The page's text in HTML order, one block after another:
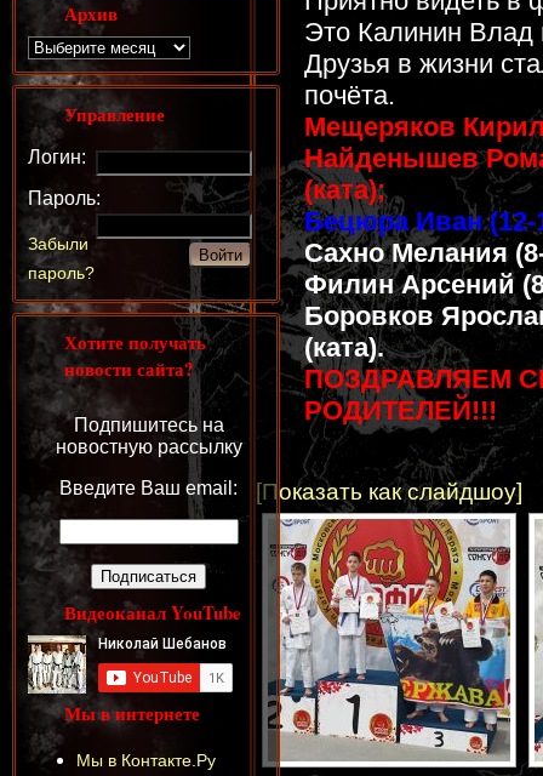
Это Калинин
Друзья в жизни
почёта.
Мещеряков
Найденышев
(ката);
Бецюра Иван (12-
Сахно Мелания
Филин Арсений
Боровков
(ката).
ПОЗДРАВЛЯЕМ
РОДИТЕЛЕЙ!!!
[Показать как слайдшоу]
Архив
Управление
Логин:
Пароль:
Забыли
пароль?
Хотите получать
новости сайта?
Подпишитесь на
новостную рассылку
Введите Ваш email:
Видеоканал YouTube
Мы в интернете
Мы в Контакте.Ру